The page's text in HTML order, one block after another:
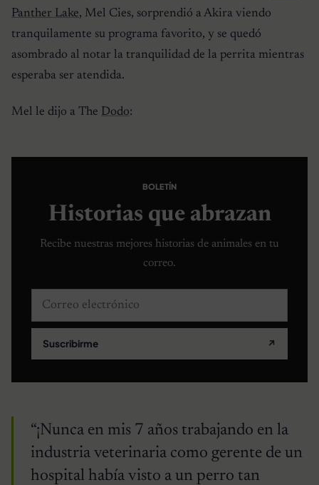
Panther Lake, Mel Cies, sorprendió a Akira viendo
tranquilamente su programa favorito, y se quedó
asombrado al notar la tranquilidad de la perrita mientras
esperaba ser atendida.
Mel le dijo a The Dodo:
BOLETÍN
Historias que abrazan
Recibe nuestras mejores historias de animales en tu
correo.
Correo electrónico
Suscribirme ↗
“¡Nunca en mis 7 años trabajando en la
industria veterinaria como gerente de un
hospital había visto a un perro tan